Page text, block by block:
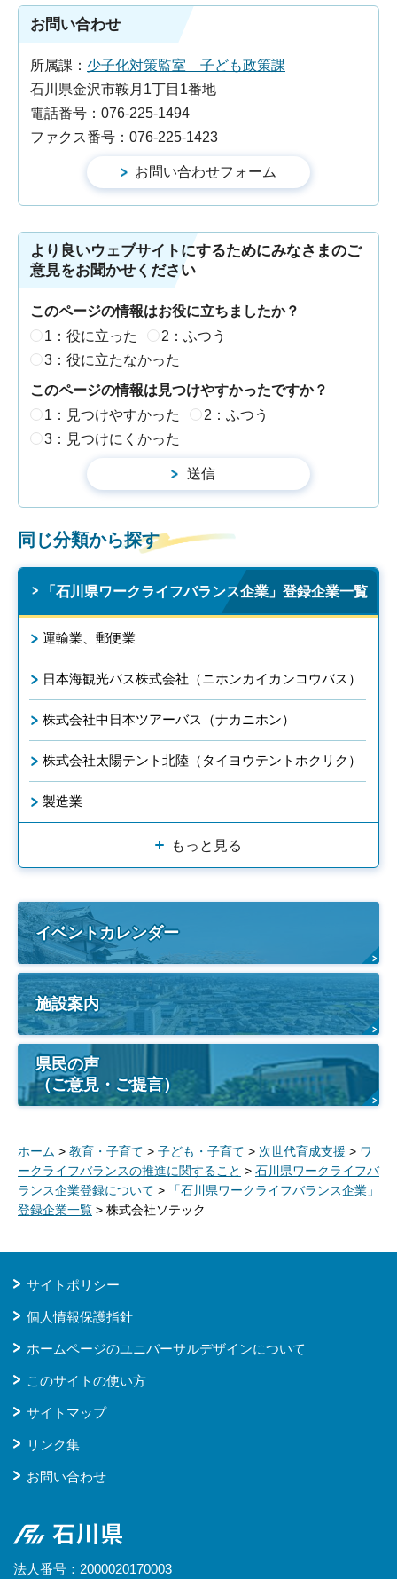
お問い合わせ
所属課： 少子化対策監室 子ども政策課
石川県金沢市鞍月1丁目1番地
電話番号：076-225-1494
ファクス番号：076-225-1423
より良いウェブサイトにするためにみなさまのご
意見をお聞かせください
このページの情報はお役に立ちましたか？
1：役に立った
2：ふつう
3：役に立たなかった
このページの情報は見つけやすかったですか？
1：見つけやすかった
2：ふつう
3：見つけにくかった
同じ分類から探す
「石川県ワークライフバランス企業」登録企業一覧
運輸業、郵便業
日本海観光バス株式会社（ニホンカイカンコウバス）
株式会社中日本ツアーバス（ナカニホン）
株式会社太陽テント北陸（タイヨウテントホクリク）
製造業
もっと見る
イベントカレンダー
施設案内
県民の声
（ご意見・ご提言）
ホーム > 教育・子育て > 子ども・子育て > 次世代育成支援 > ワ
ークライフバランスの推進に関すること > 石川県ワークライフバ
ランス企業登録について >
「石川県ワークライフバランス企業」
登録企業一覧 > 株式会社ソテック
サイトポリシー
個人情報保護指針
ホームページのユニバーサルデザインについて
このサイトの使い方
サイトマップ
リンク集
お問い合わせ
石川県
法人番号：2000020170003